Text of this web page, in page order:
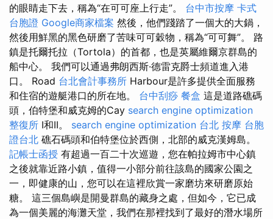
的眼睛走下去，稱為“在可可座上行走”。 台中市按摩 卡式
台胞證 Google商家檔案 然後，他們踐踏了一個大的大鍋，
然後用鮮黑的黑色研磨了苦味可可穀物，稱為“可可舞”。 路
鎮是托爾托拉（Tortola）的首都，也是英屬維爾京群島的
船中心。 我們可以通過弗朗西斯·德雷克爵士頻道進入港
口。 Road 台北會計事務所 Harbour是許多提供全面服務
和住宿的遊艇港口的所在地。 台中刮痧 餐盒 這是道路礁碼
頭，伯特堡和威克姆的Cay search engine optimization
整復所 I和II。 search engine optimization 台北 按摩 台胞
證台北 礁石碼頭和伯特堡位於西側，北部的威克漢姆島。
記帳士函授 有超過一百二十次巡遊，您在帕拉姆市中心鎮
之後就靠近路小鎮，值得一小部分前往該島的國家公園之
一，即健康的山，您可以在這裡欣賞一家磨坊來研磨原始​​
糖。 這三個島嶼是開曼群島的藏身之處，但如今，它已成
為一個美麗的海灘天堂，我們在那裡找到了最好的潛水場所